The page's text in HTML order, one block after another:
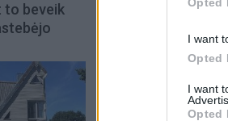
I want
Opted
I want
Opted
to beveik
atlikti per 11